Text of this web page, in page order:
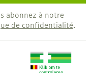
abonnez à notre
de confidentialité.